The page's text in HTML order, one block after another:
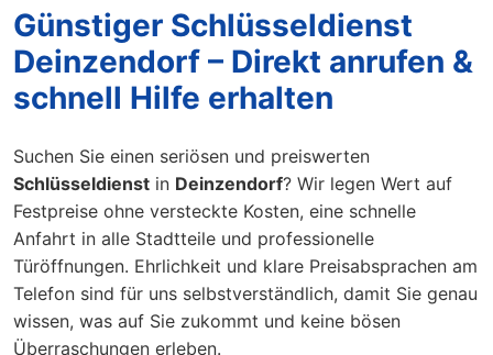
Günstiger Schlüsseldienst
Deinzendorf – Direkt anrufen &
schnell Hilfe erhalten
Suchen Sie einen seriösen und preiswerten
Schlüsseldienst in Deinzendorf? Wir legen Wert auf
Festpreise ohne versteckte Kosten, eine schnelle
Anfahrt in alle Stadtteile und professionelle
Türöffnungen. Ehrlichkeit und klare Preisabsprachen am
Telefon sind für uns selbstverständlich, damit Sie genau
wissen, was auf Sie zukommt und keine bösen
Überraschungen erleben.